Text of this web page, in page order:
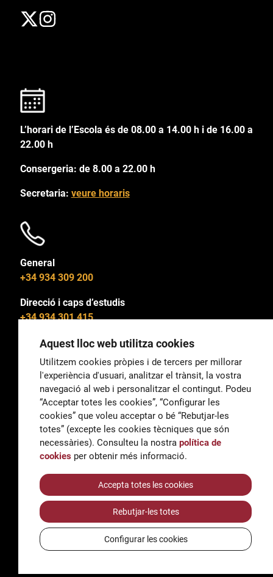
L’horari de l’Escola és de 08.00 a 14.00 h i de 16.00 a
22.00 h
Consergeria: de 8.00 a 22.00 h
Secretaria: veure horaris
General
+34 934 309 200
Direcció i caps d’estudis
+34 934 301 415
General
correu@escoladeltreball.org
Informació
informacio@escoladeltreball.org
AccessibilitatAvís legal i Política de Privacitat
Política de cookies
Crèdits
Aquest lloc web utilitza cookies
Utilitzem cookies pròpies i de tercers per millorar
l'experiència d'usuari, analitzar el trànsit, la vostra
navegació al web i personalitzar el contingut. Podeu
“Acceptar totes les cookies”, “Configurar les
cookies” que voleu acceptar o bé “Rebutjar-les
totes” (excepte les cookies tècniques que són
necessàries). Consulteu la nostra política de
cookies per obtenir més informació.
Accepta totes les cookies
Rebutjar-les totes
Configurar les cookies